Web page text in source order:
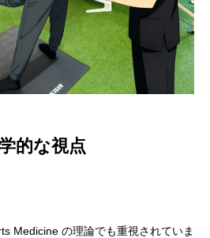
的な視点
Medicine の理論でも重視されていま